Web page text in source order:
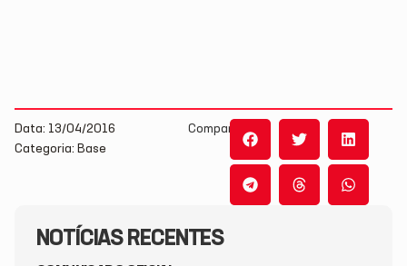
NOTÍCIAS RECENTES
Data: 13/04/2016
Categoria: Base
Compartilhe: